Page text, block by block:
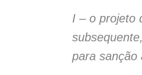
I – o projeto
para sanção